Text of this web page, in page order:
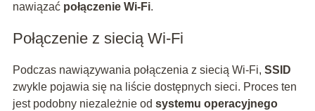
nawiązać połączenie Wi-Fi.
Połączenie z siecią Wi-Fi
Podczas nawiązywania połączenia z siecią Wi-Fi, SSID
zwykle pojawia się na liście dostępnych sieci. Proces ten
jest podobny niezależnie od systemu operacyjnego